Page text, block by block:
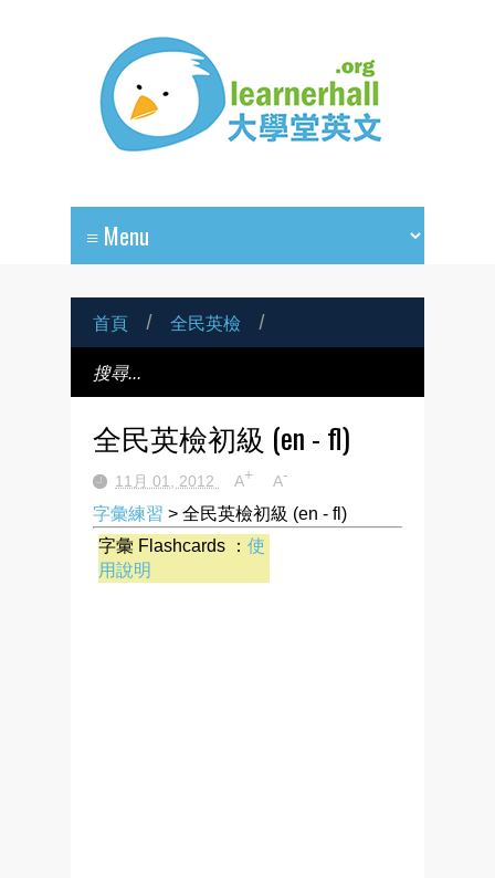
首頁 / 全民英檢 /
全民英檢初級 (en - fl)
11月 01, 2012 A+ A-
字彙練習 > 全民英檢初級 (en - fl)
字彙 Flashcards ： 使
用說明